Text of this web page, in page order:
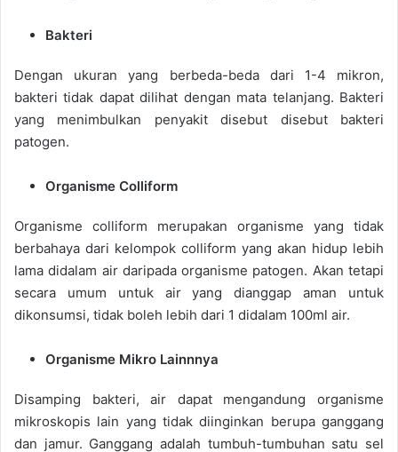
Bakteri
Dengan ukuran yang berbeda-beda dari 1-4 mikron,
bakteri tidak dapat dilihat dengan mata telanjang. Bakteri
yang menimbulkan penyakit disebut disebut bakteri
patogen.
Organisme Colliform
Organisme colliform merupakan organisme yang tidak
berbahaya dari kelompok colliform yang akan hidup lebih
lama didalam air daripada organisme patogen. Akan tetapi
secara umum untuk air yang dianggap aman untuk
dikonsumsi, tidak boleh lebih dari 1 didalam 100ml air.
Organisme Mikro Lainnnya
Disamping bakteri, air dapat mengandung organisme
mikroskopis lain yang tidak diinginkan berupa ganggang
dan jamur. Ganggang adalah tumbuh-tumbuhan satu sel